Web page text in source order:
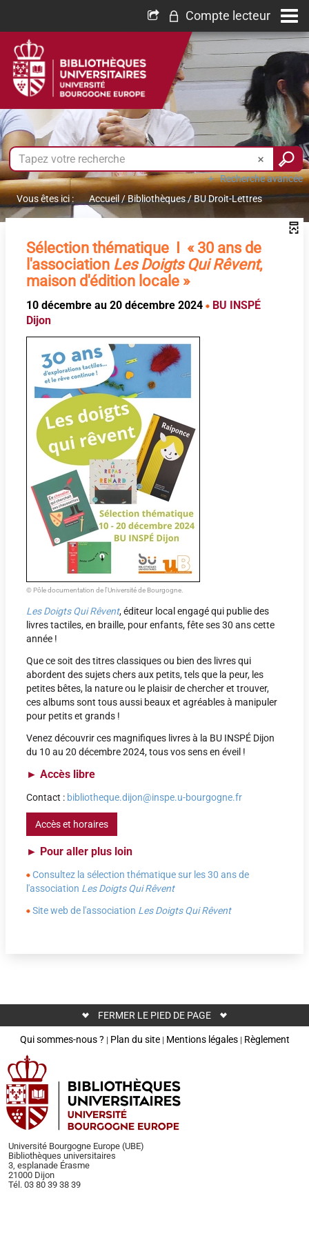
Compte lecteur
Recherche avancée
Vous êtes ici :
Accueil /Bibliothèques/BU Droit-Lettres
Sélection thématique I « 30 ans de
l'association Les Doigts Qui Rêvent,
maison d'édition locale »
10 décembre au 20 décembre 2024
BU INSPÉ
Dijon
© Pôle documentation de l'Université de Bourgogne.
Les Doigts Qui Rêvent, éditeur local engagé qui publie des
livres tactiles, en braille, pour enfants, fête ses 30 ans cette
année !
Que ce soit des titres classiques ou bien des livres qui
abordent des sujets chers aux petits, tels que la peur, les
petites bêtes, la nature ou le plaisir de chercher et trouver,
ces albums sont tous aussi beaux et agréables à manipuler
pour petits et grands !
Venez découvrir ces magnifiques livres à la BU INSPÉ Dijon
du 10 au 20 décembre 2024, tous vos sens en éveil !
► Accès libre
Contact : bibliotheque.dijon@inspe.u-bourgogne.fr
Accès et horaires
► Pour aller plus loin
Consultez la sélection thématique sur les 30 ans de
l'association Les Doigts Qui Rêvent
Site web de l'association Les Doigts Qui Rêvent
FERMER LE PIED DE PAGE
Qui sommes-nous ? | Plan du site| Mentions légales| Règlement
Université Bourgogne Europe (UBE)
Bibliothèques universitaires
3, esplanade Érasme
21000 Dijon
Tél. 03 80 39 38 39